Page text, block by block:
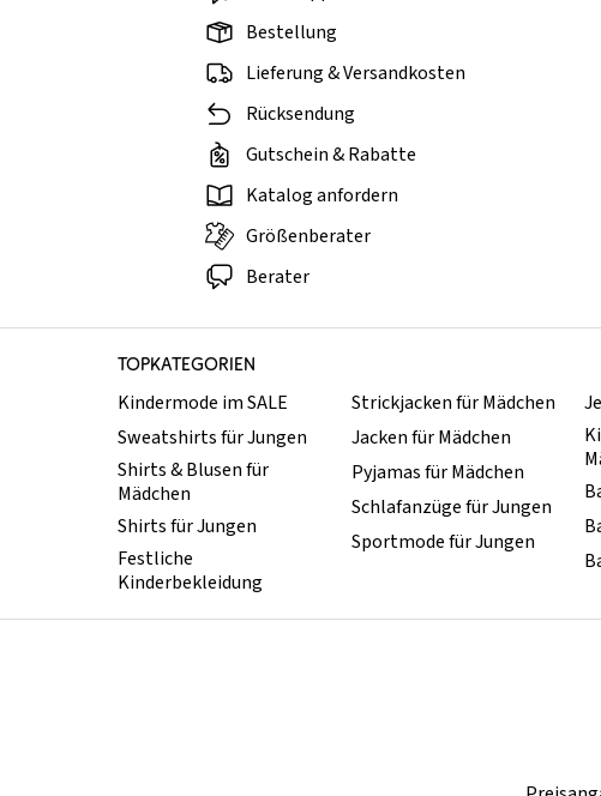
Bestellung
Lieferung & Versandkosten
Rücksendung
Gutschein & Rabatte
Katalog anfordern
Größenberater
Berater
TOPKATEGORIEN
Kindermode im SALE
Sweatshirts für Jungen
Shirts & Blusen für
Mädchen
Shirts für Jungen
Festliche
Kinderbekleidung
Strickjacken für Mädchen
Jacken für Mädchen
Pyjamas für Mädchen
Schlafanzüge für Jungen
Sportmode für Jungen